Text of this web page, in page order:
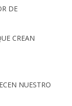
DE
CREAN
NUESTRO